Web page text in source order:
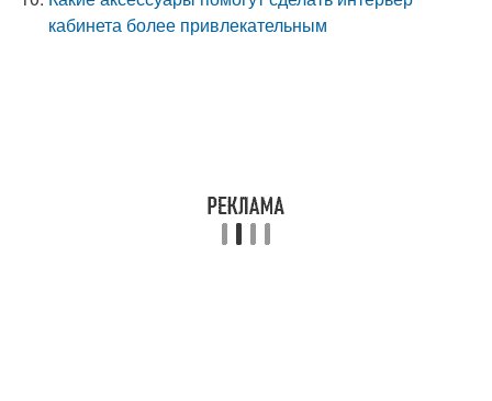
кабинета более привлекательным